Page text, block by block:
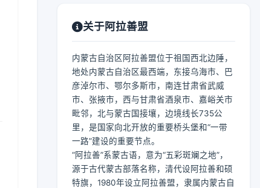
关于阿拉善盟
内蒙古自治区阿拉善盟位于祖国西北边陲，
地处内蒙古自治区最西端，东接乌海市、巴
彦淖尔市、鄂尔多斯市，南连甘肃省武威
市、张掖市，西与甘肃省酒泉市、嘉峪关市
毗邻，北与蒙古国接壤，边境线长735公
里，是国家向北开放的重要桥头堡和“一带
一路”建设的重要节点。
“阿拉善”系蒙古语，意为“五彩斑斓之地”，
源于古代蒙古部落名称，清代设阿拉善和硕
特旗，1980年设立阿拉善盟，隶属内蒙古自